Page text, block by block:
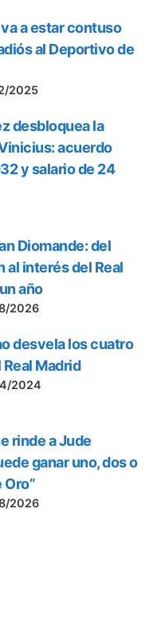
a estar contuso
al Deportivo de
2025
desbloquea la
acuerdo
y salario de 24
Diomande: del
al interés del Real
año
2026
desvela los cuatro
Madrid
2024
rinde a Jude
ganar uno, dos o
Oro”
2026